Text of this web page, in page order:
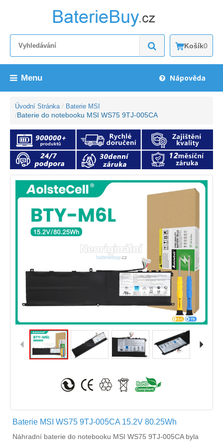
Košík0
Menu Nápověda
Úvodní Stránka Baterie MSI
Baterie do notebooku MSI WS75 9TJ-005CA
Baterie MSI WS75 9TJ-005CA 15.2V 80.25Wh
Náhradní baterie do notebooku MSI WS75 9TJ-005CAbyla